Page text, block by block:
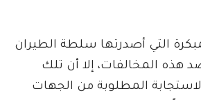
التي أصدرتها سلطة الطيران
هذه المخالفات، إلا أن تلك
المطلوبة من الجهات